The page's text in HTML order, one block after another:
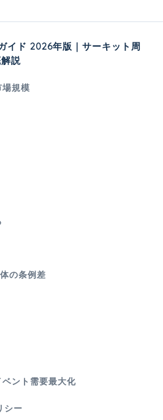
イド 2026年版｜サーキット周
説
規模
の条例差
ント需要最大化
シー